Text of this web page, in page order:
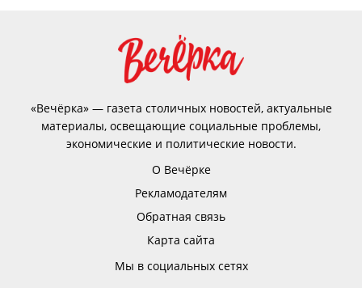
«Вечёрка» — газета столичных новостей, актуальные
материалы, освещающие социальные проблемы,
экономические и политические новости.
О Вечёрке
Рекламодателям
Обратная связь
Карта сайта
Мы в социальных сетях